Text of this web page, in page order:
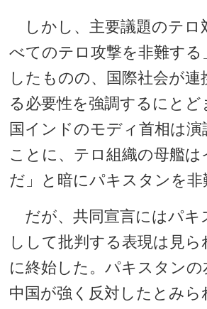
しかし、主要議題のテロ
べてのテロ攻撃を非難する
したものの、国際社会が連
る必要性を強調するにとど
国インドのモディ首相は演
ことに、テロ組織の母艦は
だ」と暗にパキスタンを非
だが、共同宣言にはパキ
しして批判する表現は見ら
に終始した。パキスタンの
中国が強く反対したとみら